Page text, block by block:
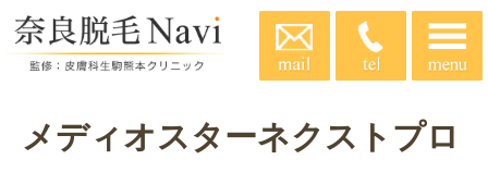
メディオスターネクストプロ